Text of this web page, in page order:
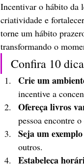
Incentivar o hábito da
criatividade e
torne um hábito
transformando o
Confira 10
Crie um
incentive a
Ofereça livros
pessoa encontre
Seja um
outros.
Estabeleça